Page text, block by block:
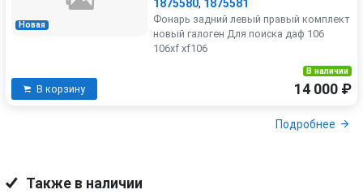
Новая
1875580, 1875581
Фонарь задний левый правый комплект
новый галоген Для поиска даф 106
106xf xf106
В корзину
В наличии
14 000 ₽
Подробнее
Также в наличии